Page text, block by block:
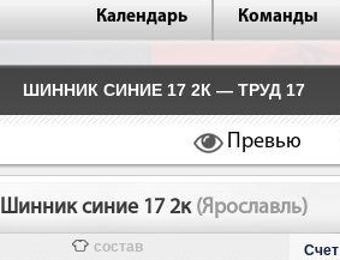
Календарь Команды
ШИННИК СИНИЕ 17 2К — ТРУД 17
Превью
Шинник синие 17 2к (Ярославль)
состав Счет